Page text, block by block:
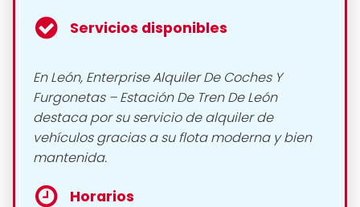
Servicios disponibles
En León, Enterprise Alquiler De Coches Y
Furgonetas – Estación De Tren De León
destaca por su servicio de alquiler de
vehículos gracias a su flota moderna y bien
mantenida.
Horarios